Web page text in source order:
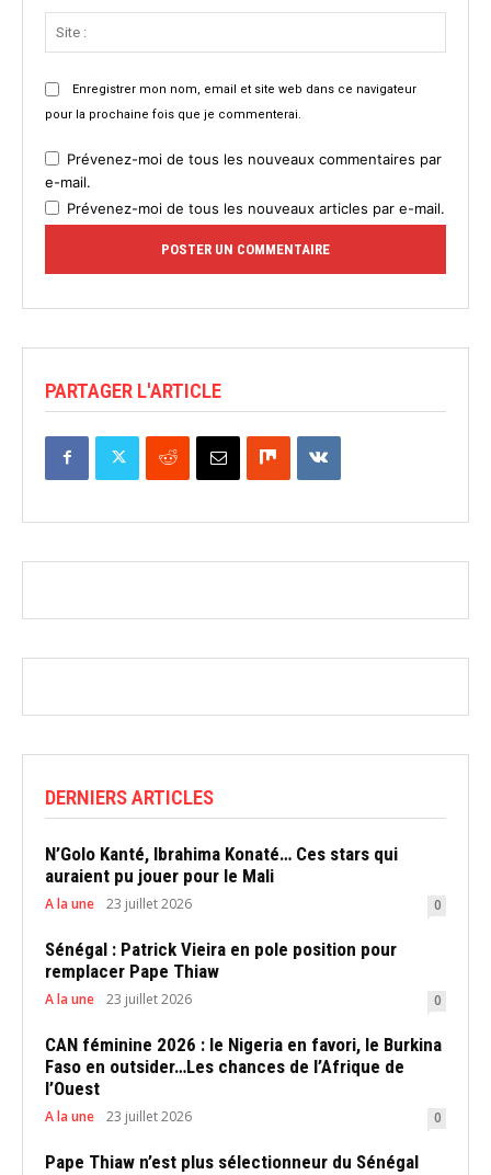
Enregistrer mon nom, email et site web dans ce navigateur
pour la prochaine fois que je commenterai.
Prévenez-moi de tous les nouveaux commentaires par
e-mail.
Prévenez-moi de tous les nouveaux articles par e-mail.
PARTAGER L'ARTICLE
DERNIERS ARTICLES
N’Golo Kanté, Ibrahima Konaté… Ces stars qui
auraient pu jouer pour le Mali
A la une 23 juillet 2026 0
Sénégal : Patrick Vieira en pole position pour
remplacer Pape Thiaw
A la une 23 juillet 2026 0
CAN féminine 2026 : le Nigeria en favori, le Burkina
Faso en outsider…Les chances de l’Afrique de
l’Ouest
A la une 23 juillet 2026 0
Pape Thiaw n’est plus sélectionneur du Sénégal